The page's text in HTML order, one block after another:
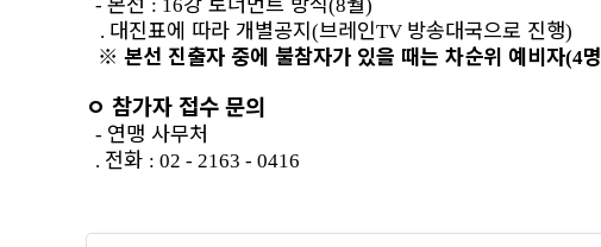
- : 16 (8
)
. 대진표에 따라 개별공지(브레인TV 방송대국으로 진행)
※ 본선 진출자 중에 불참자가 있을 때는 차순위 예비자(4명
ㅇ 참가자 접수 문의
- 연맹 사무처
. 전화 : 02 - 2163 - 0416